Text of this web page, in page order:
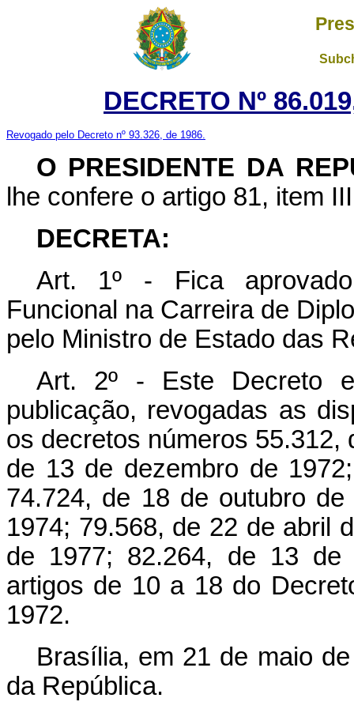
DECRETO Nº
Revogado pelo Decreto nº 93.326, de 1986.
O PRESIDENTE DA
lhe confere o artigo 81, item
DECRETA:
Art. 1º - Fica
Funcional na Carreira de
pelo Ministro de Estado das
Art. 2º - Este Decreto
publicação, revogadas as
os decretos números 55.312,
de 13 de dezembro de
74.724, de 18 de outubro
1974; 79.568, de 22 de abril
de 1977; 82.264, de 13
artigos de 10 a 18 do
1972.
Brasília, em 21 de maio
da República.